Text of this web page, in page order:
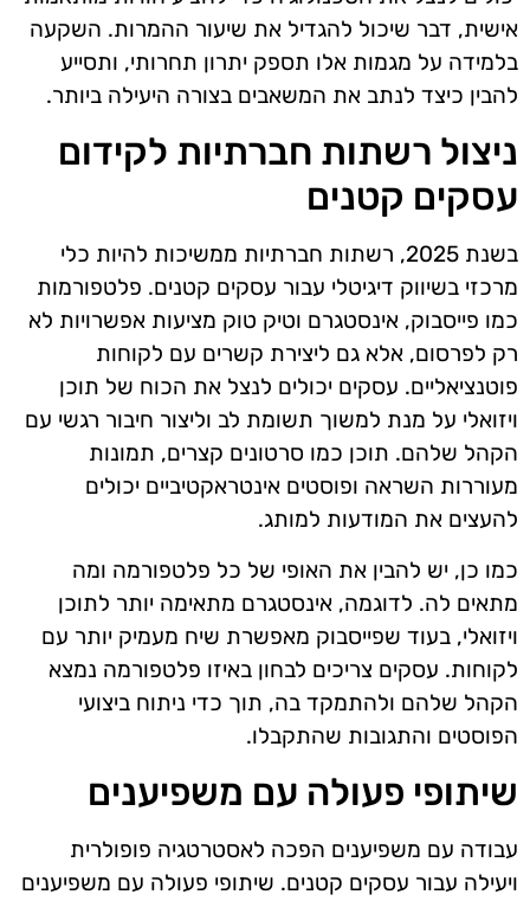
אישית, דבר שיכול להגדיל את שיעור ההמרות. השקעה
בלמידה על מגמות אלו תספק יתרון תחרותי, ותסייע
להבין כיצד לנתב את המשאבים בצורה היעילה ביותר.
ניצול רשתות חברתיות לקידום
עסקים קטנים
בשנת 2025, רשתות חברתיות ממשיכות להיות כלי
מרכזי בשיווק דיגיטלי עבור עסקים קטנים. פלטפורמות
כמו פייסבוק, אינסטגרם וטיק טוק מציעות אפשרויות לא
רק לפרסום, אלא גם ליצירת קשרים עם לקוחות
פוטנציאליים. עסקים יכולים לנצל את הכוח של תוכן
ויזואלי על מנת למשוך תשומת לב וליצור חיבור רגשי עם
הקהל שלהם. תוכן כמו סרטונים קצרים, תמונות
מעוררות השראה ופוסטים אינטראקטיביים יכולים
להעצים את המודעות למותג.
כמו כן, יש להבין את האופי של כל פלטפורמה ומה
מתאים לה. לדוגמה, אינסטגרם מתאימה יותר לתוכן
ויזואלי, בעוד שפייסבוק מאפשרת שיח מעמיק יותר עם
לקוחות. עסקים צריכים לבחון באיזו פלטפורמה נמצא
הקהל שלהם ולהתמקד בה, תוך כדי ניתוח ביצועי
הפוסטים והתגובות שהתקבלו.
שיתופי פעולה עם משפיענים
עבודה עם משפיענים הפכה לאסטרטגיה פופולרית
ויעילה עבור עסקים קטנים. שיתופי פעולה עם משפיענים